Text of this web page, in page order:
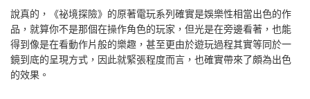
說真的，《祕境探險》的原著電玩系列確實是娛樂性相當出色的作
品，就算你不是那個在操作角色的玩家，但光是在旁邊看著，也能
得到像是在看動作片般的樂趣，甚至更由於遊玩過程其實等同於一
鏡到底的呈現方式，因此就緊張程度而言，也確實帶來了頗為出色
的效果。